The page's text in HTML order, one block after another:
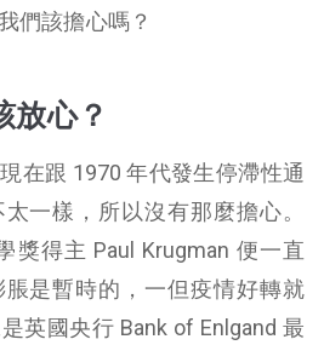
們該擔心嗎？
放心？
在跟 1970 年代發生停滯性通
一樣，所以沒有那麼擔心。
獎得主 Paul Krugman 便一直
是暫時的，一但疫情好轉就
英國央行 Bank of Enlgand 最